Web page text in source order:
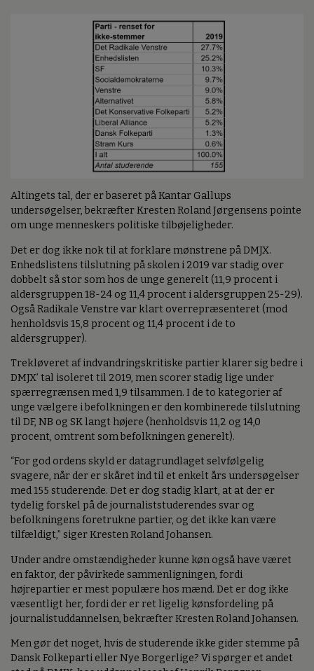
Altingets tal, der er baseret på Kantar Gallups
undersøgelser, bekræfter Kresten Roland Jørgensens pointe
om unge menneskers politiske tilbøjeligheder.
Det er dog ikke nok til at forklare mønstrene på DMJX.
Enhedslistens tilslutning på skolen i 2019 var stadig over
dobbelt så stor som hos de unge generelt (11,9 procent i
aldersgruppen 18-24 og 11,4 procent i aldersgruppen 25-29).
Også Radikale Venstre var klart overrepræsenteret (mod
henholdsvis 15,8 procent og 11,4 procent i de to
aldersgrupper).
Trekløveret af indvandringskritiske partier klarer sig bedre i
DMJX’ tal isoleret til 2019, men scorer stadig lige under
spærregrænsen med 1,9 tilsammen. I de to kategorier af
unge vælgere i befolkningen er den kombinerede tilslutning
til DF, NB og SK langt højere (henholdsvis 11,2 og 14,0
procent, omtrent som befolkningen generelt).
“For god ordens skyld er datagrundlaget selvfølgelig
svagere, når der er skåret ind til et enkelt års undersøgelser
med 155 studerende. Det er dog stadig klart, at at der er
tydelig forskel på de journaliststuderendes svar og
befolkningens foretrukne partier, og det ikke kan være
tilfældigt,” siger Kresten Roland Johansen.
Under andre omstændigheder kunne køn også have været
en faktor, der påvirkede sammenligningen, fordi
højrepartier er mest populære hos mænd. Det er dog ikke
væsentligt her, fordi der er ret ligelig kønsfordeling på
journalistuddannelsen, bekræfter Kresten Roland Johansen.
Men gør det noget, hvis de studerende ikke gider stemme på
Dansk Folkeparti eller Nye Borgerlige? Vi spørger et andet